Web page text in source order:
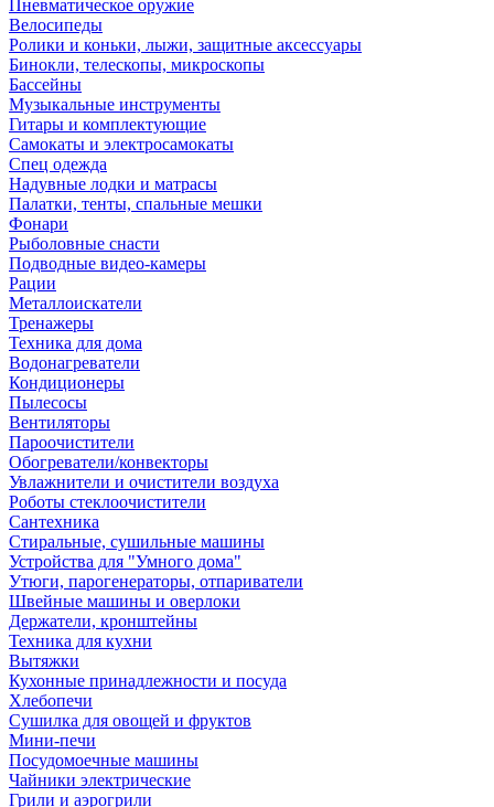
Пневматическое оружие
Велосипеды
Ролики и коньки, лыжи, защитные аксессуары
Бинокли, телескопы, микроскопы
Бассейны
Музыкальные инструменты
Гитары и комплектующие
Самокаты и электросамокаты
Спец одежда
Надувные лодки и матрасы
Палатки, тенты, спальные мешки
Фонари
Рыболовные снасти
Подводные видео-камеры
Рации
Металлоискатели
Тренажеры
Техника для дома
Водонагреватели
Кондиционеры
Пылесосы
Вентиляторы
Пароочистители
Обогреватели/конвекторы
Увлажнители и очистители воздуха
Роботы стеклоочистители
Сантехника
Стиральные, сушильные машины
Устройства для "Умного дома"
Утюги, парогенераторы, отпариватели
Швейные машины и оверлоки
Держатели, кронштейны
Техника для кухни
Вытяжки
Кухонные принадлежности и посуда
Хлебопечи
Сушилка для овощей и фруктов
Мини-печи
Посудомоечные машины
Чайники электрические
Грили и аэрогрили